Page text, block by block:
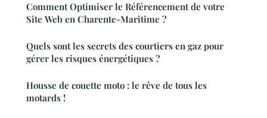
Comment Optimiser le Référencement de votre
Site Web en Charente-Maritime ?
Quels sont les secrets des courtiers en gaz pour
gérer les risques énergétiques ?
Housse de couette moto : le rêve de tous les
motards !